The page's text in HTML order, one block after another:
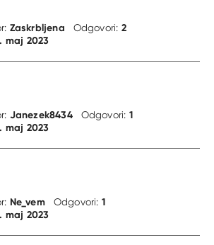
Zaskrbljena Odgovori: 2
maj 2023
Janezek8434 Odgovori: 1
maj 2023
Ne_vem Odgovori: 1
maj 2023